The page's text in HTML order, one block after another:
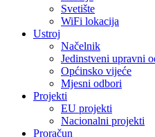
Svetište
WiFi lokacija
Ustroj
Načelnik
Jedinstveni upravni
Općinsko vijeće
Mjesni odbori
Projekti
EU projekti
Nacionalni projekti
Proračun